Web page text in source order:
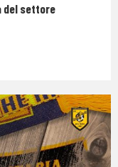
del settore